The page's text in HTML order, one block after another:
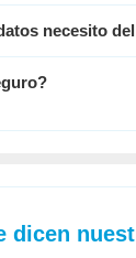
necesito
dicen